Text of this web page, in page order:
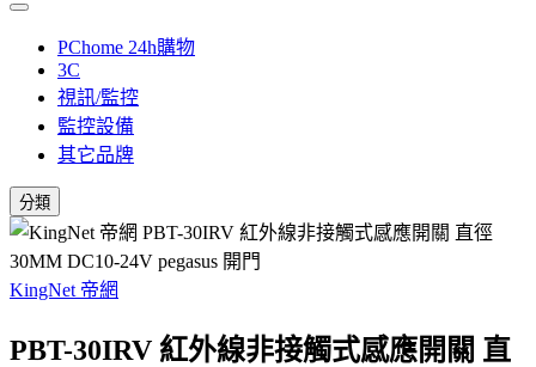
PChome 24h購物
3C
視訊/監控
監控設備
其它品牌
分類
KingNet 帝網
PBT-30IRV 紅外線非接觸式感應開關 直